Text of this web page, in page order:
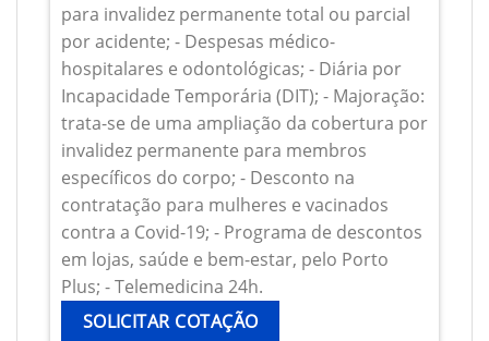
para invalidez permanente total ou parcial
por acidente; - Despesas médico-
hospitalares e odontológicas; - Diária por
Incapacidade Temporária (DIT); - Majoração:
trata-se de uma ampliação da cobertura por
invalidez permanente para membros
específicos do corpo; - Desconto na
contratação para mulheres e vacinados
contra a Covid-19; - Programa de descontos
em lojas, saúde e bem-estar, pelo Porto
Plus; - Telemedicina 24h.
SOLICITAR COTAÇÃO